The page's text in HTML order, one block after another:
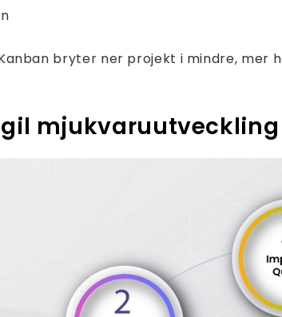
bryter ner projekt i mindre,
mjukvaruutveckling